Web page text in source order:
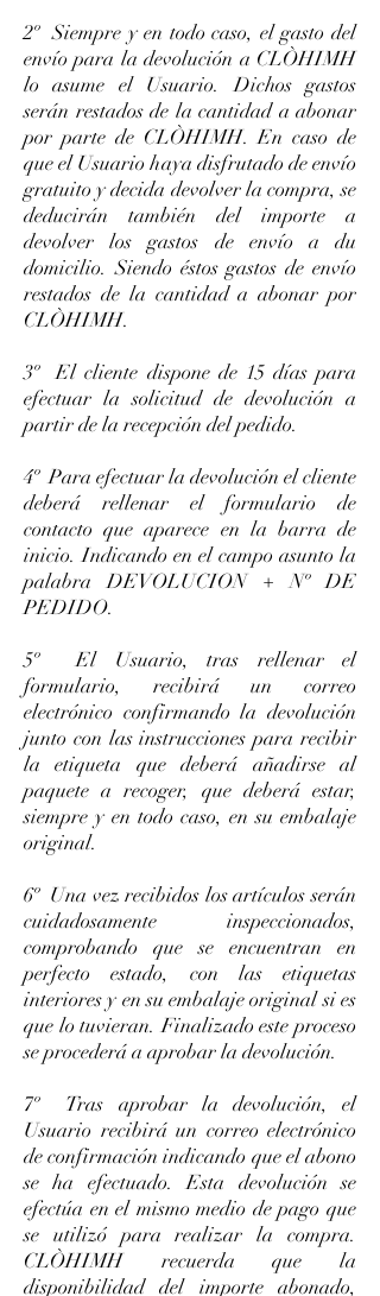
2º Siempre y en todo caso, el gasto del
envío para la devolución a CLÒHIMH
lo asume el Usuario. Dichos gastos
serán restados de la cantidad a abonar
por parte de CLÒHIMH. En caso de
que el Usuario haya disfrutado de envío
gratuito y decida devolver la compra, se
deducirán también del importe a
devolver los gastos de envío a du
domicilio. Siendo éstos gastos de envío
restados de la cantidad a abonar por
CLÒHIMH.
3º El cliente dispone de 15 días para
efectuar la solicitud de devolución a
partir de la recepción del pedido.
4º Para efectuar la devolución el cliente
deberá rellenar el formulario de
contacto que aparece en la barra de
inicio. Indicando en el campo asunto la
palabra DEVOLUCION + Nº DE
PEDIDO.
5º El Usuario, tras rellenar el
formulario, recibirá un correo
electrónico confirmando la devolución
junto con las instrucciones para recibir
la etiqueta que deberá añadirse al
paquete a recoger, que deberá estar,
siempre y en todo caso, en su embalaje
original.
6º Una vez recibidos los artículos serán
cuidadosamente inspeccionados,
comprobando que se encuentran en
perfecto estado, con las etiquetas
interiores y en su embalaje original si es
que lo tuvieran. Finalizado este proceso
se procederá a aprobar la devolución.
7º Tras aprobar la devolución, el
Usuario recibirá un correo electrónico
de confirmación indicando que el abono
se ha efectuado. Esta devolución se
efectúa en el mismo medio de pago que
se utilizó para realizar la compra.
CLÒHIMH recuerda que la
disponibilidad del importe abonado,